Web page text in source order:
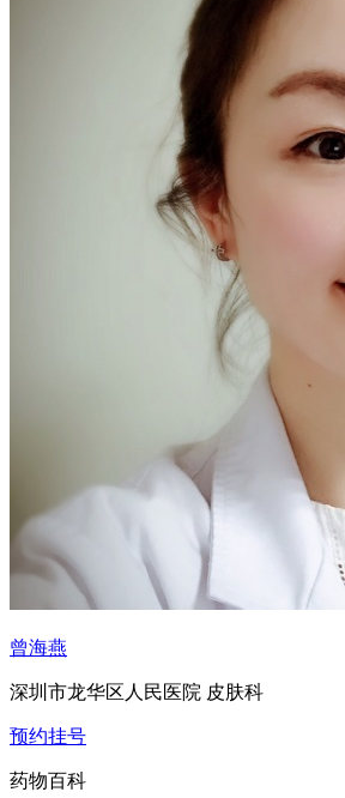
曾海燕
深圳市龙华区人民医院 皮肤科
预约挂号
药物百科